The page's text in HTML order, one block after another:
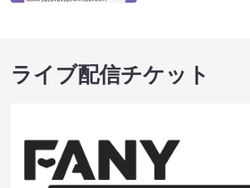
ライブ配信チケット